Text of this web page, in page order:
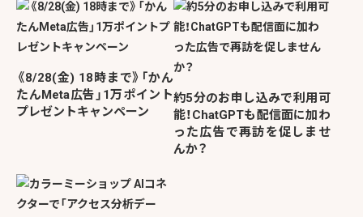
《8/28(金) 18時まで》「かん
たんMeta広告」1万ポイント
プレゼントキャンペーン
約5分のお申し込みで利用可
能！ChatGPTも配信面に加わ
った広告で再訪を促しませ
んか？